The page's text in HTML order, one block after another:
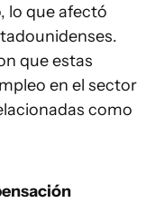
lo que afectó
que estas
en el sector
como